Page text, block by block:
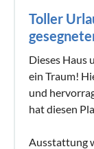
Toller
Dieses Haus
ein Traum!
und
hat diesen
Ausstattung